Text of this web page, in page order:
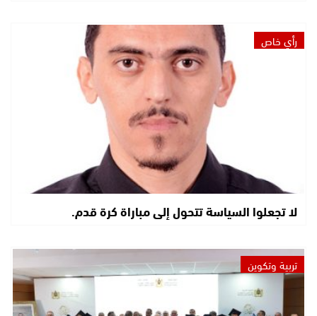
رأي خاص
لا تجعلوا السياسة تتحول إلى مباراة كرة قدم.
تربية وتكوين